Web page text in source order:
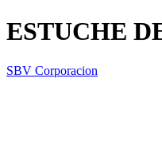
ESTUCHE
SBV Corporacion